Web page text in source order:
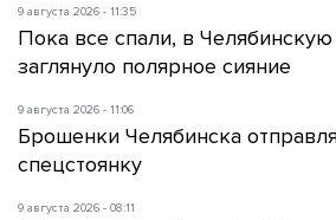
9 августа 2026 - 11:35
Пока все спали, в Челябинскую
заглянуло полярное сияние
9 августа 2026 - 11:06
Брошенки Челябинска
спецстоянку
9 августа 2026 - 08:11